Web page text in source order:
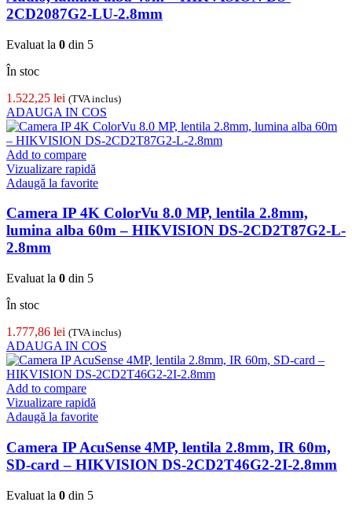
2CD2087G2-LU-2.8mm
Evaluat la 0 din 5
În stoc
1.522,25 lei (TVA inclus)
ADAUGA IN COS
Add to compare
Vizualizare rapidă
Adaugă la favorite
Camera IP 4K ColorVu 8.0 MP, lentila 2.8mm,
lumina alba 60m – HIKVISION DS-2CD2T87G2-L-
2.8mm
Evaluat la 0 din 5
În stoc
1.777,86 lei (TVA inclus)
ADAUGA IN COS
Add to compare
Vizualizare rapidă
Adaugă la favorite
Camera IP AcuSense 4MP, lentila 2.8mm, IR 60m,
SD-card – HIKVISION DS-2CD2T46G2-2I-2.8mm
Evaluat la 0 din 5